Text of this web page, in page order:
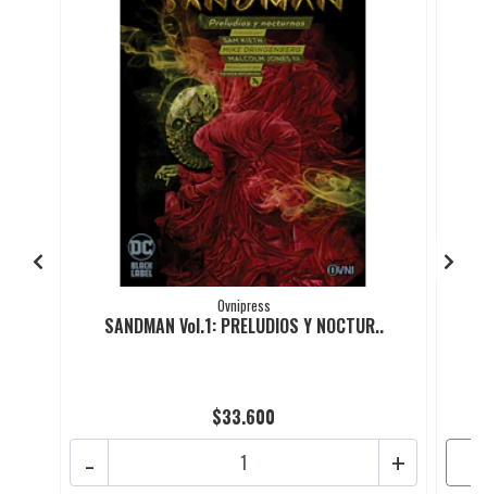
Ovnipress
SANDMAN Vol.1: PRELUDIOS Y NOCTUR..
$33.600
+
-